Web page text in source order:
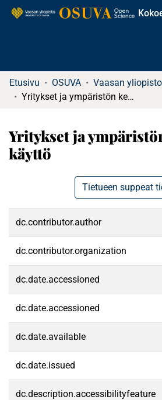
Etusivu OSUVA
Vaasan
Yritykset ja ympäristön kestävä käyttö
Yritykset ja
käyttö
Tietueen suppeat
dc.contributor.author
dc.contributor.organization
dc.date.accessioned
dc.date.accessioned
dc.date.available
dc.date.issued
dc.description.accessibilityfeature